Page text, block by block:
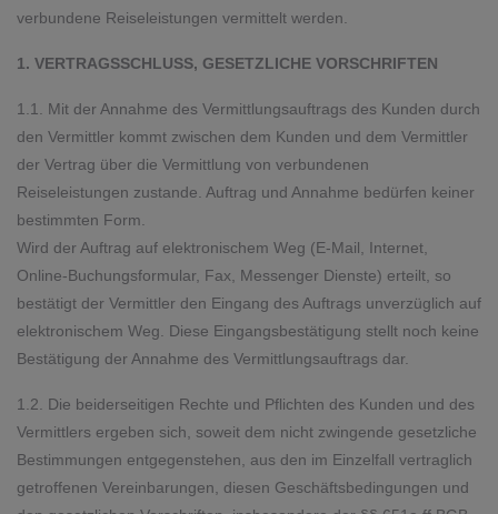
verbundene Reiseleistungen vermittelt werden.
1. VERTRAGSSCHLUSS, GESETZLICHE VORSCHRIFTEN
1.1. Mit der Annahme des Vermittlungsauftrags des Kunden durch
den Vermittler kommt zwischen dem Kunden und dem Vermittler
der Vertrag über die Vermittlung von verbundenen
Reiseleistungen zustande. Auftrag und Annahme bedürfen keiner
bestimmten Form.
Wird der Auftrag auf elektronischem Weg (E-Mail, Internet,
Online-Buchungsformular, Fax, Messenger Dienste) erteilt, so
bestätigt der Vermittler den Eingang des Auftrags unverzüglich auf
elektronischem Weg. Diese Eingangsbestätigung stellt noch keine
Bestätigung der Annahme des Vermittlungsauftrags dar.
1.2. Die beiderseitigen Rechte und Pflichten des Kunden und des
Vermittlers ergeben sich, soweit dem nicht zwingende gesetzliche
Bestimmungen entgegenstehen, aus den im Einzelfall vertraglich
getroffenen Vereinbarungen, diesen Geschäftsbedingungen und